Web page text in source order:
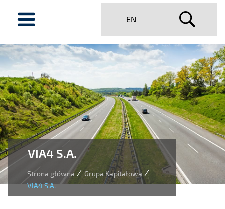
Stalexport
Autostrady
SA
EN
VIA4 S.A.
Strona główna/ Grupa Kapitałowa /
VIA4 S.A.